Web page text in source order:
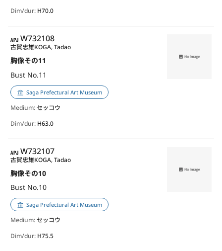
Dim/dur: H70.0
APJ
W732108
胸像その11
Bust No.11
古賀忠雄KOGA, Tadao
Saga Prefectural Art Museum
Medium:セッコウ
Dim/dur: H63.0
APJ
W732107
胸像その10
Bust No.10
古賀忠雄KOGA, Tadao
Saga Prefectural Art Museum
Medium:セッコウ
Dim/dur: H75.5